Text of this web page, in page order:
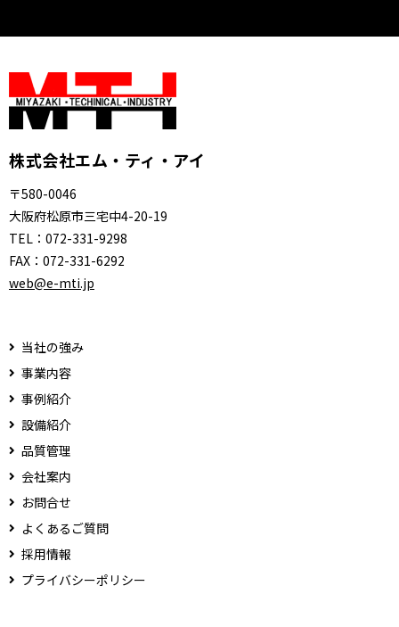
株式会社エム・ティ・アイ
〒580-0046
大阪府松原市三宅中4-20-19
TEL： 072-331-9298
FAX： 072-331-6292
web@e-mti.jp
当社の強み
事業内容
事例紹介
設備紹介
品質管理
会社案内
お問合せ
よくあるご質問
採用情報
プライバシーポリシー